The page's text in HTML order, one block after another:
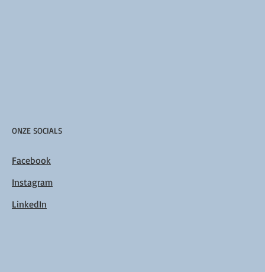
ONZE SOCIALS
Facebook
Instagram
LinkedIn